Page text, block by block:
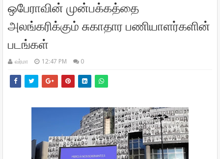
ஒபேராவின் முன்பக்கத்தை
அலங்கரிக்கும் சுகாதார பணியாளர்களின்
படங்கள்
வர்மா 12:47 PM 0